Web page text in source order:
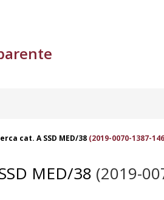
cat. A SSD MED/38 (2019-0070-1387-
MED/38 (2019-